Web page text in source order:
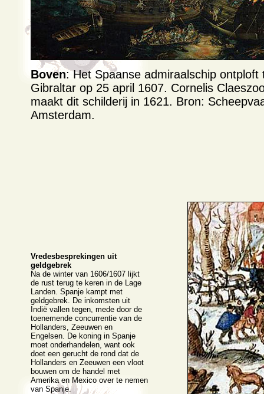
Boven: Het Spaanse admiraalschip ontploft
Gibraltar op 25 april 1607. Cornelis
maakt dit schilderij in 1621. Bron:
Amsterdam.
Vredesbesprekingen uit
geldgebrek
Na de winter van 1606/1607 lijkt
de rust terug te keren in de Lage
Landen. Spanje kampt met
geldgebrek. De inkomsten uit
Indië vallen tegen, mede door de
toenemende concurrentie van de
Hollanders, Zeeuwen en
Engelsen. De koning in Spanje
moet onderhandelen, want ook
doet een gerucht de rond dat de
Hollanders en Zeeuwen een vloot
bouwen om de handel met
Amerika en Mexico over te nemen
van Spanje.